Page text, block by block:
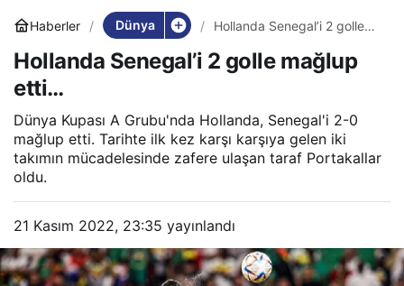
Haberler Dünya
Hollanda Senegal’i 2 golle
Hollanda Senegal’i 2 golle mağlup
etti…
Dünya Kupası A Grubu'nda Hollanda, Senegal'i 2-0
mağlup etti. Tarihte ilk kez karşı karşıya gelen iki
takımın mücadelesinde zafere ulaşan taraf Portakallar
oldu.
21 Kasım 2022, 23:35 yayınlandı